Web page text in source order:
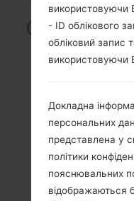
Огляд
використовуючи
- ID облікового
обліковий запис
використовуючи
Докладна
персональних
представлена у
політики
пояснювальних
відображаються